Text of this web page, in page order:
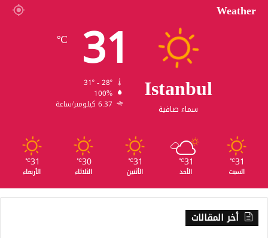
Weather
Istanbul
سماء صافية
31
℃
100%
6.37 كيلومتر/ساعة
31
℃
السبت
31
℃
الأحد
31
℃
الأثنين
30
℃
الثلاثاء
31
℃
الأربعاء
أخر المقالات